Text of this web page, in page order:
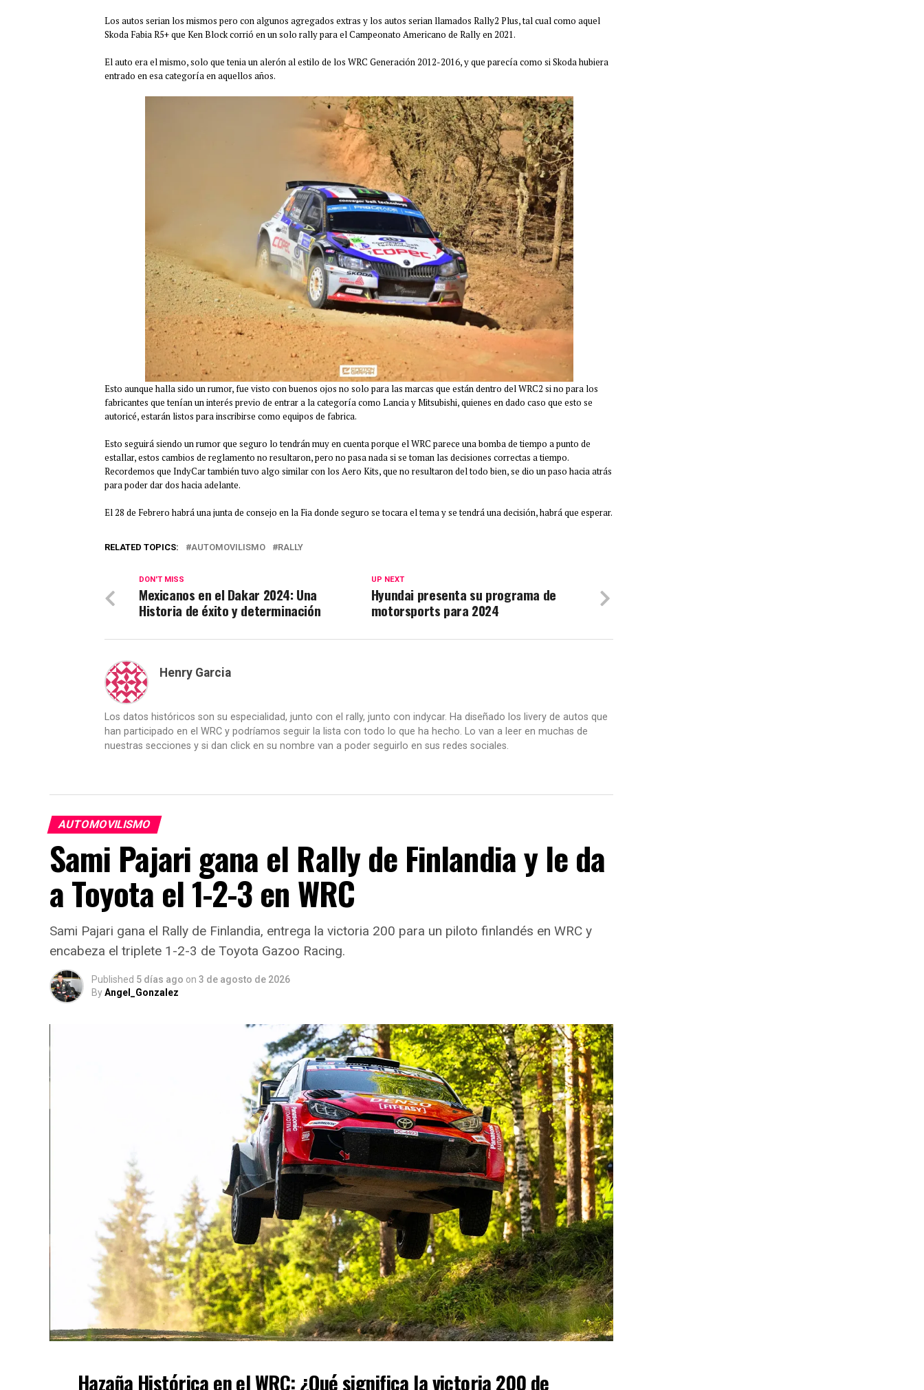
Los autos serian los mismos pero con algunos agregados extras y los autos serian llamados Rally2 Plus, tal cual como aquel
Skoda Fabia R5+ que Ken Block corrió en un solo rally para el Campeonato Americano de Rally en 2021.
El auto era el mismo, solo que tenia un alerón al estilo de los WRC Generación 2012-2016, y que parecía como si Skoda hubiera
entrado en esa categoría en aquellos años.
Esto aunque halla sido un rumor, fue visto con buenos ojos no solo para las marcas que están dentro del WRC2 si no para los
fabricantes que tenían un interés previo de entrar a la categoría como Lancia y Mitsubishi, quienes en dado caso que esto se
autoricé, estarán listos para inscribirse como equipos de fabrica.
Esto seguirá siendo un rumor que seguro lo tendrán muy en cuenta porque el WRC parece una bomba de tiempo a punto de
estallar, estos cambios de reglamento no resultaron, pero no pasa nada si se toman las decisiones correctas a tiempo.
Recordemos que IndyCar también tuvo algo similar con los Aero Kits, que no resultaron del todo bien, se dio un paso hacia atrás
para poder dar dos hacia adelante.
El 28 de Febrero habrá una junta de consejo en la Fia donde seguro se tocara el tema y se tendrá una decisión, habrá que esperar.
RELATED TOPICS: AUTOMOVILISMO RALLY
UP NEXT
Hyundai presenta su programa de
motorsports para 2024
DON'T MISS
Mexicanos en el Dakar 2024: Una
Historia de éxito y determinación
Henry Garcia
Los datos históricos son su especialidad, junto con el rally, junto con indycar. Ha diseñado los livery de autos que
han participado en el WRC y podríamos seguir la lista con todo lo que ha hecho. Lo van a leer en muchas de
nuestras secciones y si dan click en su nombre van a poder seguirlo en sus redes sociales.
AUTOMOVILISMO
Sami Pajari gana el Rally de Finlandia y le da
a Toyota el 1-2-3 en WRC
Sami Pajari gana el Rally de Finlandia, entrega la victoria 200 para un piloto finlandés en WRC y
encabeza el triplete 1-2-3 de Toyota Gazoo Racing.
Published 5 días ago on 3 de agosto de 2026
ByAngel_Gonzalez
Hazaña Histórica en el WRC: ¿Qué significa la victoria 200 de